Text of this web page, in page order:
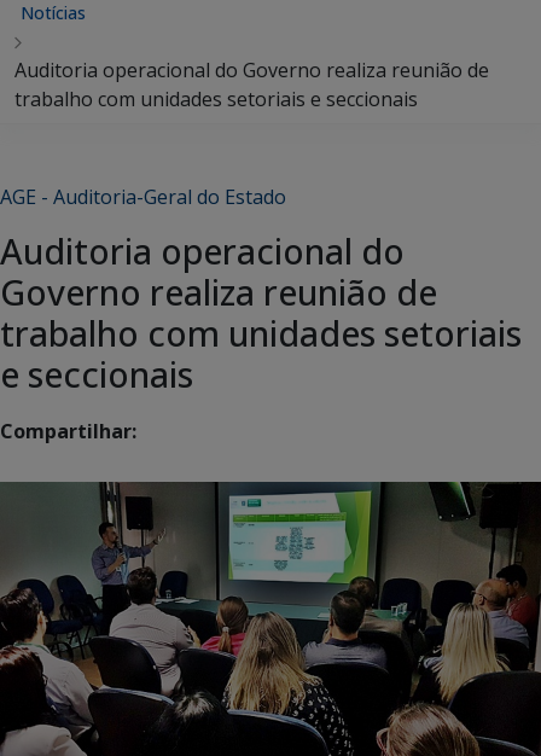
Notícias
Auditoria operacional do Governo realiza reunião de
trabalho com unidades setoriais e seccionais
AGE - Auditoria-Geral do Estado
Auditoria operacional do
Governo realiza reunião de
trabalho com unidades setoriais
e seccionais
Compartilhar: